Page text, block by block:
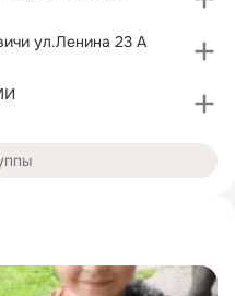
ул.Ленина 23 А